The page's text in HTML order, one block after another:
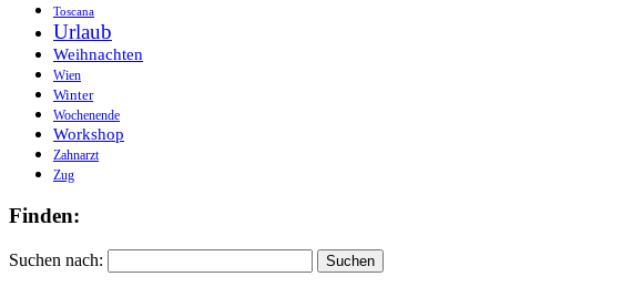
Toscana
Urlaub
Weihnachten
Wien
Winter
Wochenende
Workshop
Zahnarzt
Zug
Finden:
Suchen nach: